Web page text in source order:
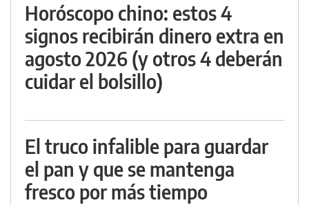
Horóscopo chino: estos 4
signos recibirán dinero extra en
agosto 2026 (y otros 4 deberán
cuidar el bolsillo)
El truco infalible para guardar
el pan y que se mantenga
fresco por más tiempo